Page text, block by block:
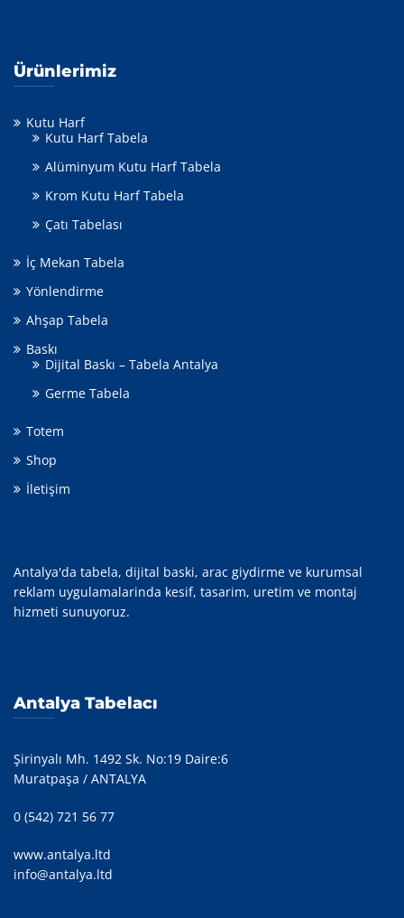
Ürünlerimiz
Kutu Harf
Kutu Harf Tabela
Alüminyum Kutu Harf Tabela
Krom Kutu Harf Tabela
Çatı Tabelası
İç Mekan Tabela
Yönlendirme
Ahşap Tabela
Baskı
Dijital Baskı – Tabela Antalya
Germe Tabela
Totem
Shop
İletişim
Antalya'da tabela, dijital baski, arac giydirme ve kurumsal
reklam uygulamalarinda kesif, tasarim, uretim ve montaj
hizmeti sunuyoruz.
Antalya Tabelacı
Şirinyalı Mh. 1492 Sk. No:19 Daire:6
Muratpaşa / ANTALYA
0 (542) 721 56 77
www.antalya.ltd
info@antalya.ltd